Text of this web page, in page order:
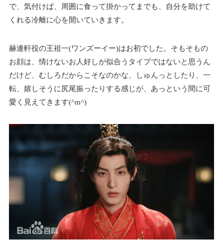
で、気付けば、周囲に食って掛かってまでも、自分を助けて
くれる冷離に心を開いていきます。
赫連軒役の王祖一(ワンズーイー)はお初でした。そもそもの
お顔は、情けないお人好しが似合うタイプではないと思うん
だけど、むしろだからこそなのかな、しゅんっとしたり、一
転、嬉しそうに尻尾振ったりする感じが、あっという間に可
愛く見えてきます(^m^)